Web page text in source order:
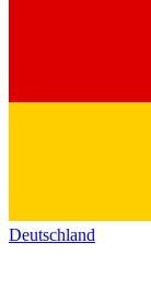
Deutschland